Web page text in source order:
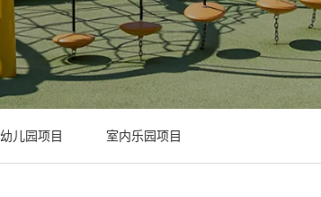
幼儿园项目 室内乐园项目